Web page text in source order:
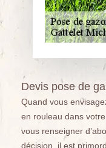
Devis pose de
Quand vous
en rouleau dans
vous renseigner
décision, il est